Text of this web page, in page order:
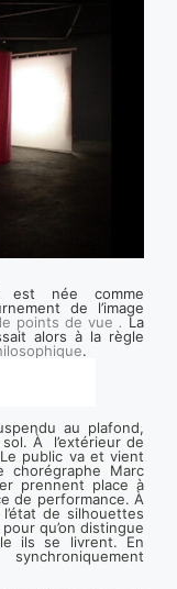
est née comme
de l’image
points de vue .La
alors à la règle
.
au plafond,
À l’extérieur de
public va et vient
Marc
prennent place à
de performance. À
de silhouettes
qu’on distingue
ils se livrent. En